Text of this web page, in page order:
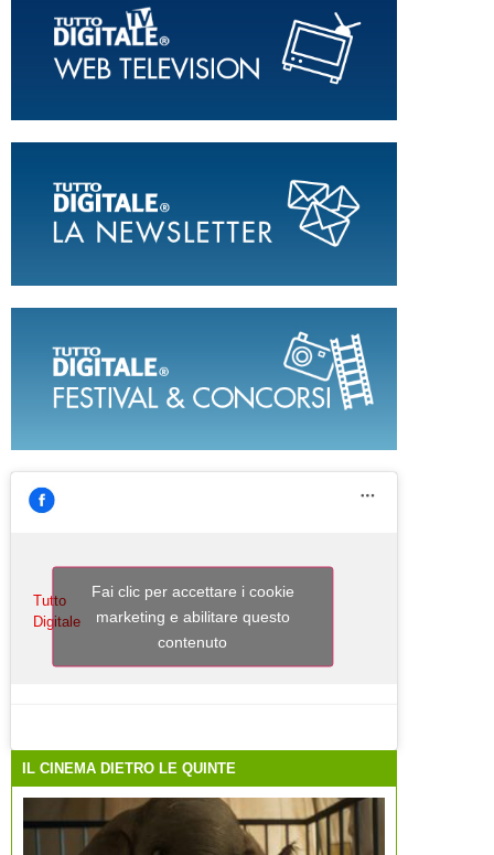
Tutto
Digitale
Fai clic per accettare i cookie
marketing e abilitare questo
contenuto
IL CINEMA DIETRO LE QUINTE